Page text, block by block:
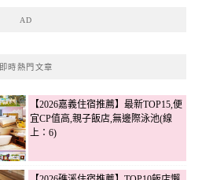
AD
即時熱門文章
【2026嘉義住宿推薦】最新TOP15,便
宜CP值高,親子飯店,無邊際泳池(線
上：6)